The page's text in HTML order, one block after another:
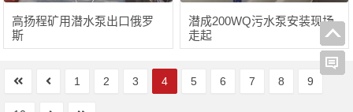
高扬程矿用潜水泵出口俄罗
斯
潜成200WQ污水泵安装现场
走起
1 2 3 4 5 6 7 8 9